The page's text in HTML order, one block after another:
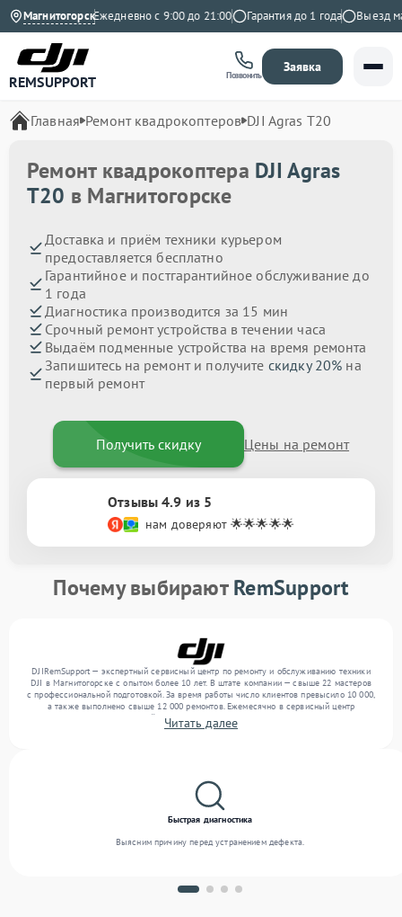
Магнитогорск
на Яндекс Ежедневно с 9:00 до 21:00 Гарантия до 1 года Выезд
REMSUPPORT Позвонить
Заявка
Главная Ремонт квадрокоптеров DJI Agras T20
Ремонт квадрокоптера DJI Agras
T20 в Магнитогорске
Доставка и приём техники курьером
предоставляется бесплатно
Гарантийное и постгарантийное обслуживание до
1 года
Диагностика производится за 15 мин
Срочный ремонт устройства в течении часа
Выдаём подменные устройства на время ремонта
Запишитесь на ремонт и получите скидку 20% на
первый ремонт
Получить скидку Цены на ремонт
Отзывы 4.9 из 5
нам доверяют 🌟🌟🌟🌟🌟
Почему выбираютRemSupport
DJIRemSupport — экспертный сервисный центр по ремонту и обслуживанию техники
DJI в Магнитогорске с опытом более 10 лет. В штате компании — свыше 22 мастеров
с профессиональной подготовкой. За время работы число клиентов превысило 10 000,
а также выполнено свыше 12 000 ремонтов. Ежемесячно в сервисный центр
поступает более 300 устройств, включая , , . Мы работаем с широким спектром
неисправностей и гарантируем высокое качество обслуживания благодаря
Читать далее
Быстрая диагностика
Выясним причину перед устранением дефекта.